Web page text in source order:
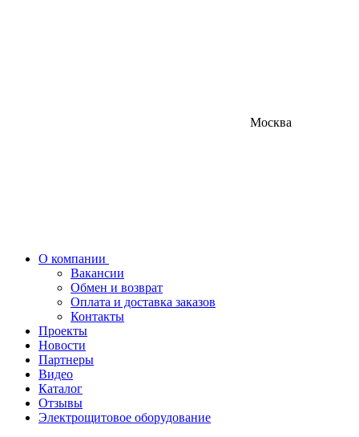
Москва
О компании
Вакансии
Обмен и возврат
Оплата и доставка заказов
Контакты
Проекты
Новости
Партнеры
Видео
Каталог
Отзывы
Электрощитовое оборудование